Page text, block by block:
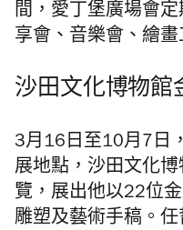
間，愛丁堡廣場會
享會、音樂會、繪畫
沙田文化博物館
3月16日至10月7日
展地點，沙田文化
覽，展出他以22位
雕塑及藝術手稿。